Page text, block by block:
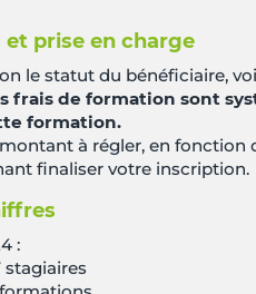
et prise en charge
le statut du bénéficiaire,
frais de formation sont
formation.
à régler, en fonction
finaliser votre inscription.
:
stagiaires